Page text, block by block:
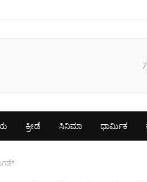
ಕ್ರೀಡೆ ಸಿನಿಮಾ ಧಾರ್ಮಿಕ